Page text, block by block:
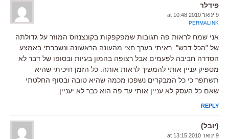
פידלר
9 ינואר 2010 at 10:48
PERMALINK
אני שמח לראות פה תגובות שמפקפקות בקונצנזוס המוזר על גדולתה
של "הכל דבש". ראיתי בערך חצי מהעונה הראשונה ונשברתי באמצע.
הסדרה חביבה לפעמים אבל רצופה בהמון בעיות ובסופו של דבר לא
מספיק עניין אותי להמשיך לראות אותה. כל הזמן חיכיתי שהיא
תשתפר כי כל המבקרים נשפכו מכמה שהיא טובה ובסוף החלטתי
שאם כל העסק לא עניין אותי עד פה הוא כבר לא יעניין.
REPLY
(יובל)
9 ינואר 2010 at 13:15